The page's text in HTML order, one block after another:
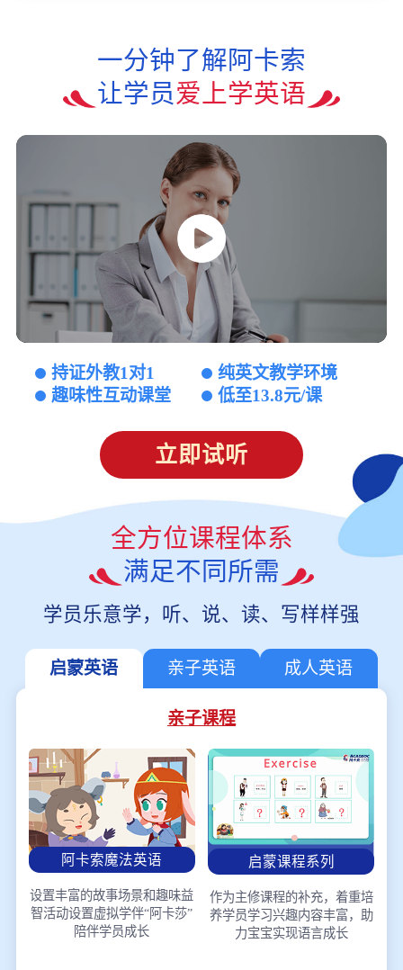
一分钟了解阿卡索
让学员爱上学英语
持证外教1对1
纯英文教学环境
趣味性互动课堂
低至13.8元/课
立即试听
全方位课程体系
满足不同所需
学员乐意学，听、说、读、写样样强
启蒙英语 亲子英语 成人英语
亲子课程
阿卡索魔法英语
设置丰富的故事场景和趣味益
智活动设置虚拟学伴“阿卡莎”
陪伴学员成长
启蒙课程系列
作为主修课程的补充，着重培
养学员学习兴趣内容丰富，助
力宝宝实现语言成长